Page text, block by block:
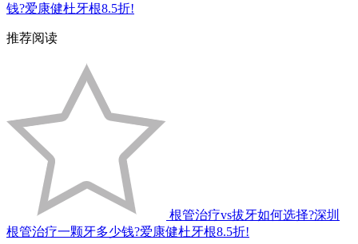
钱?爱康健杜牙根8.5折!
推荐阅读
根管治疗vs拔牙如何选择?深圳
根管治疗一颗牙多少钱?爱康健杜牙根8.5折!